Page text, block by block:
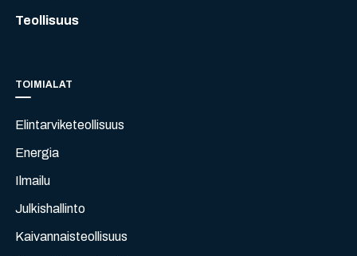
Teollisuus
TOIMIALAT
Elintarviketeollisuus
Energia
Ilmailu
Julkishallinto
Kaivannaisteollisuus